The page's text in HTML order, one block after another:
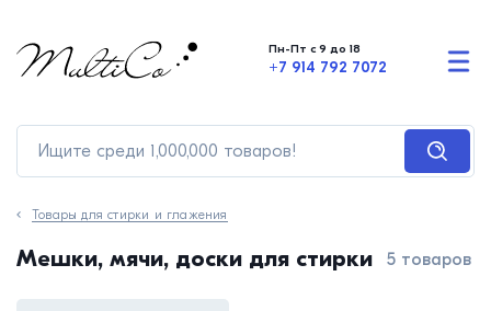
Пн-Пт с 9 до 18
+7 914 792 7072
Товары для стирки и глажения
Мешки, мячи, доски для стирки 5 товаров